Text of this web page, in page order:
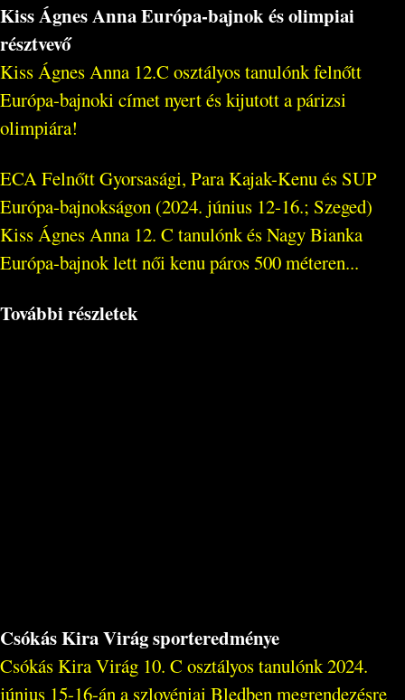
Kiss Ágnes Anna Európa-bajnok és olimpiai
résztvevő
Kiss Ágnes Anna 12.C osztályos tanulónk felnőtt
Európa-bajnoki címet nyert és kijutott a párizsi
olimpiára!
ECA Felnőtt Gyorsasági, Para Kajak-Kenu és SUP
Európa-bajnokságon (2024. június 12-16.; Szeged)
Kiss Ágnes Anna 12. C tanulónk és Nagy Bianka
Európa-bajnok lett női kenu páros 500 méteren...
További részletek
Csókás Kira Virág sporteredménye
Csókás Kira Virág 10. C osztályos tanulónk 2024.
június 15-16-án a szlovéniai Bledben megrendezésre